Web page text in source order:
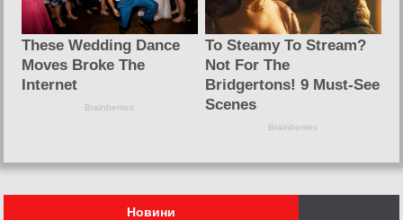
Новини